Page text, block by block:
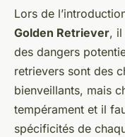
Lors de
Golden Retriever, il
des dangers
retrievers sont des
bienveillants, mais
tempérament et il
spécificités de